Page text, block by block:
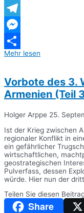
WhatsApp
Telegram
Messenger
Teilen
Mehr lesen
Vorbote des 3.
Armenien (Teil
Holger Arppe 25.
Ist der Krieg zwischen
regionaler Konflikt in
ein gefährlicher
wirtschaftlichen,
geostrategischen
Pulverfass, dessen
würde. Hier nun der
Teilen Sie diesen
Share